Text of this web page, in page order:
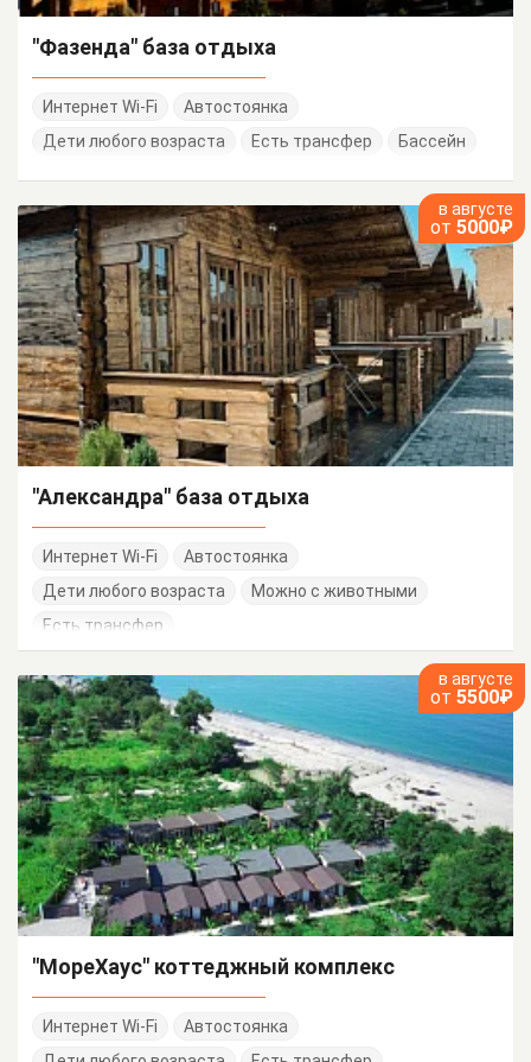
"Фазенда" база отдыха
Интернет Wi-Fi
Автостоянка
Дети любого возраста
Есть трансфер Бассейн
в августе
от 5000₽
"Александра" база отдыха
Интернет Wi-Fi
Автостоянка
Дети любого возраста
Можно с животными
Есть трансфер
в августе
от 5500₽
"МореХаус" коттеджный комплекс
Интернет Wi-Fi
Автостоянка